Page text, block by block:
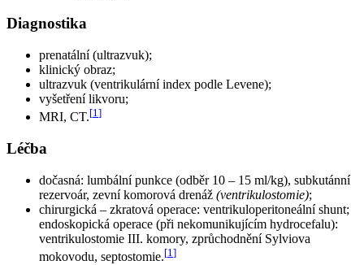
Diagnostika
prenatální (ultrazvuk);
klinický obraz;
ultrazvuk (ventrikulární index podle Levene);
vyšetření likvoru;
MRI, CT.[1]
Léčba
dočasná: lumbální punkce (odběr 10 – 15 ml/kg), subkutánní
rezervoár, zevní komorová drenáž (ventrikulostomie);
chirurgická – zkratová operace: ventrikuloperitoneální shunt;
endoskopická operace (při nekomunikujícím hydrocefalu):
ventrikulostomie III. komory, zprůchodnění Sylviova
mokovodu, septostomie.[1 ]